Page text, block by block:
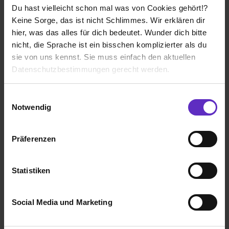
Du hast vielleicht schon mal was von Cookies gehört!?
Keine Sorge, das ist nicht Schlimmes. Wir erklären dir
hier, was das alles für dich bedeutet. Wunder dich bitte
nicht, die Sprache ist ein bisschen komplizierter als du
sie von uns kennst. Sie muss einfach den aktuellen
Datenschutzbestimmungen gerecht werden.
Benutzung der Webseite getroffenen Einstellungen zu
Webseite zu analysieren („Statistiken“), um
Informationen zu deiner Verwendung unserer Website an
Analysen weiterzugeben und um Inhalte und Anzeigen zu
Notwendig
Präferenzen
Statistiken
Social Media und Marketing
Interview lesen
Chemielaborant/in
Interview lesen